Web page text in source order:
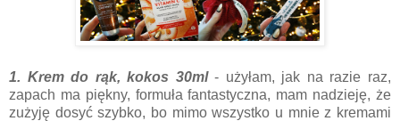
1. Krem do rąk, kokos 30ml- użyłam, jak na razie raz,
zapach ma piękny, formuła fantastyczna, mam nadzieję, że
zużyję dosyć szybko, bo mimo wszystko u mnie z kremami